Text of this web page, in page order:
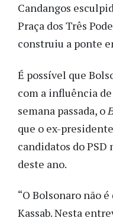
Candangos
Praça dos Três
construiu a ponte
É possível que
com a influência de
semana passada, o
que o ex-
candidatos do
deste ano.
“O Bolsonaro não
Kassab. Nesta